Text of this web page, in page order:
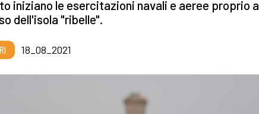
iniziano le esercitazioni navali e aeree proprio a
dell'isola "ribelle".
18_08_2021